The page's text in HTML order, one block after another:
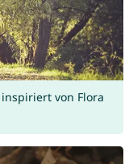
von Flora